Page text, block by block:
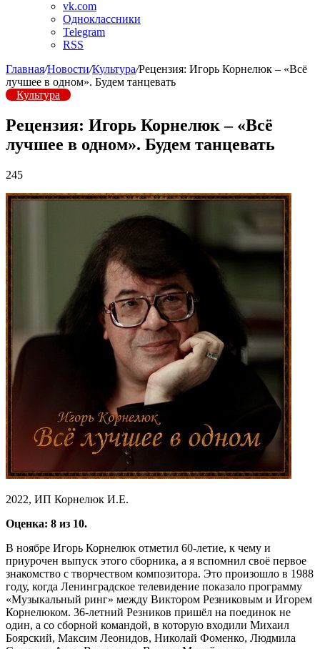
vk.com
Одноклассники
Telegram
RSS
Главная/Новости/Культура/Рецензия: Игорь Корнелюк – «Всё
лучшее в одном». Будем танцевать
Культура
Рецензия: Игорь Корнелюк – «Всё
лучшее в одном». Будем танцевать
245
2022, ИП Корнелюк И.Е.
Оценка: 8 из 10.
В ноябре Игорь Корнелюк отметил 60-летие, к чему и
приурочен выпуск этого сборника, а я вспомнил своё первое
знакомство с творчеством композитора. Это произошло в 1988
году, когда Ленинградское телевидение показало программу
«Музыкальный ринг» между Виктором Резниковым и Игорем
Корнелюком. 36-летний Резников пришёл на поединок не
один, а со сборной командой, в которую входили Михаил
Боярский, Максим Леонидов, Николай Фоменко, Людмила